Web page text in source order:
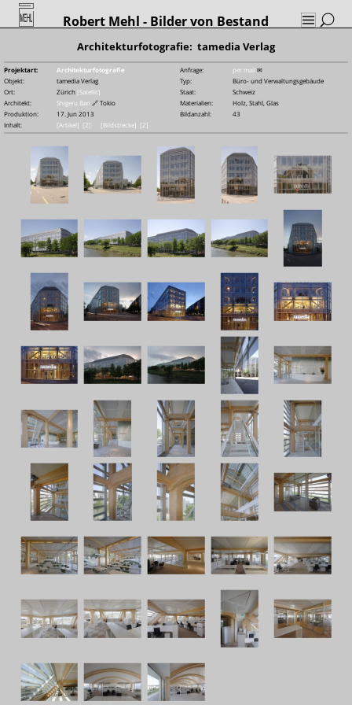
Robert Mehl - Bilder von Bestand
Architekturfotografie: tamedia Verlag
Projektart: Architekturfotografie Anfrage: per mail ✉
Objekt:
tamedia Verlag Typ:
Büro- und Verwaltungsgebäude
Ort:
Zürich [Satellit] Staat:
Schweiz
Architekt:
Shigeru Ban 🔗Tokio Materialien:
Holz, Stahl, Glas
Produktion:
17. Jun 2013 Bildanzahl:
43
Inhalt:
[Artikel] [2] [Bildstrecke] [2]